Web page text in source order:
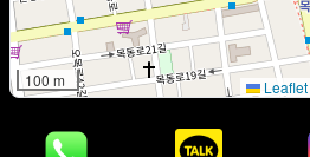
100 m Leaflet